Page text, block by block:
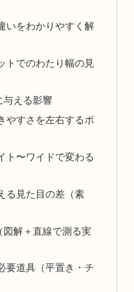
いをわかりやすく解
トでのわたり幅の見
与える影響
やすさを左右するポ
ト〜ワイドで変わる
る見た目の差（素
図解＋直線で測る実
要道具（平置き・チ